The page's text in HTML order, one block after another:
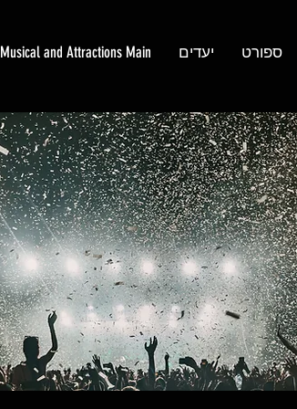
ספורט יעדים Musical and Attractions Main